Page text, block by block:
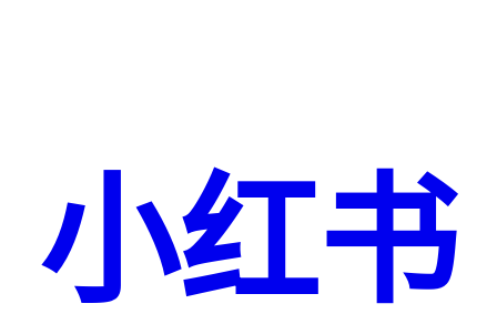
小红书